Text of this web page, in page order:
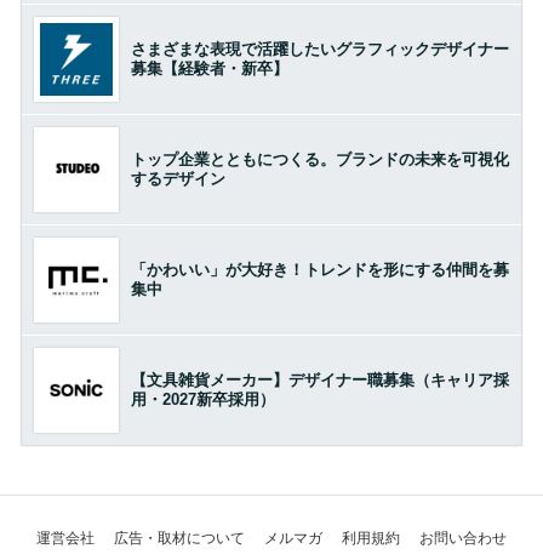
さまざまな表現で活躍したいグラフィックデザイナー
募集【経験者・新卒】
トップ企業とともにつくる。ブランドの未来を可視化
するデザイン
「かわいい」が大好き！トレンドを形にする仲間を募
集中
【文具雑貨メーカー】デザイナー職募集（キャリア採
用・2027新卒採用）
運営会社 広告・取材について メルマガ 利用規約 お問い合わせ